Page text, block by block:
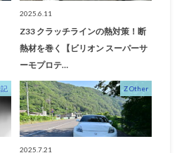
2025.6.11
Z33 クラッチラインの熱対策！断
熱材を巻く【ビリオン スーパーサ
ーモプロテ…
Z Other
2025.7.21